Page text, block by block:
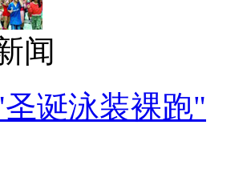
闻
诞泳装裸跑"